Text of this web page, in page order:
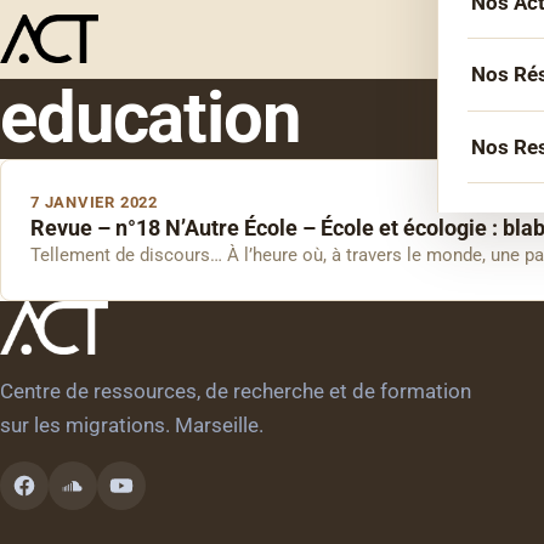
Nos
Nos
education
7 JANVIER 2022
Revue – n°18 N’Autre École – École et écologie :
Tellement de discours… À l’heure où, à travers le monde, une
Centre de ressources, de recherche et de formation
sur les migrations. Marseille.